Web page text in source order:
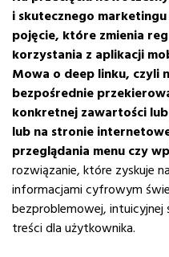
i skutecznego
pojęcie, które zmienia
korzystania z aplikacji
Mowa o deep linku, czyli
bezpośrednie
konkretnej zawartości
lub na stronie
przeglądania menu czy
rozwiązanie, które zyskuje
informacjami cyfrowym
bezproblemowej, intuicyjnej
treści dla użytkownika.